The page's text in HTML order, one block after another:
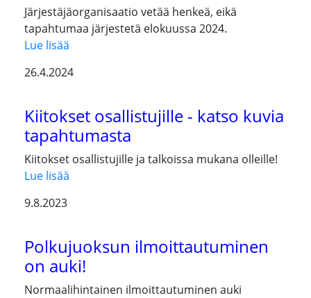
Järjestäjäorganisaatio vetää henkeä, eikä
tapahtumaa järjestetä elokuussa 2024.
Lue lisää
26.4.2024
Kiitokset osallistujille - katso kuvia
tapahtumasta
Kiitokset osallistujille ja talkoissa mukana olleille!
Lue lisää
9.8.2023
Polkujuoksun ilmoittautuminen
on auki!
Normaalihintainen ilmoittautuminen auki